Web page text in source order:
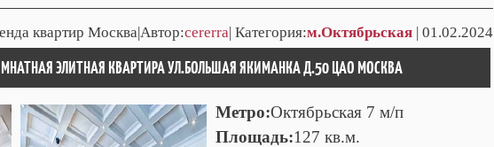
квартир Москва|Автор:cererra| Категория:м.Октябрьская | 01.02.2024
ЭЛИТНАЯ КВАРТИРА УЛ.БОЛЬШАЯ ЯКИМАНКА Д.50 ЦАО МОСКВА
Метро:Октябрьская 7 м/п
Площадь:127 кв.м.